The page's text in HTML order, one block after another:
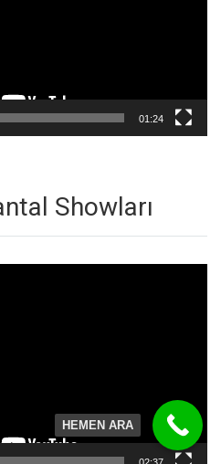
01:24
Showları
02:37
HEMEN ARA